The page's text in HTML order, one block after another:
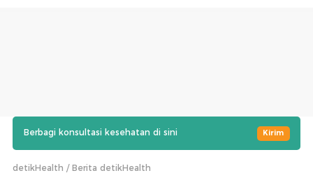
Berbagi konsultasi kesehatan di sini Kirim
detikHealth Berita detikHealth